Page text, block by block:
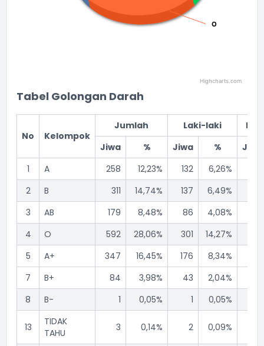
O
O
Highcharts.com
End of interactive chart.
Tabel Golongan Darah
No Kelompok
Jumlah Laki-laki
Jiwa
% Jiwa %
Jiwa
1
A 258 12,23% 132 6,26%
2
B 311 14,74% 137 6,49%
3
AB 179 8,48% 86 4,08%
4
O 592 28,06% 301 14,27%
5
A+ 347 16,45% 176 8,34%
7
B+ 84 3,98% 43 2,04%
8
B- 1 0,05% 1 0,05%
13
TIDAK
TAHU
3 0,14% 2 0,09%